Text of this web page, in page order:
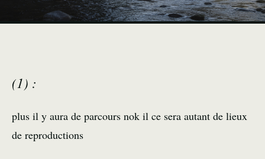
(1) :
plus il y aura de parcours nok il ce sera autant de lieux
de reproductions